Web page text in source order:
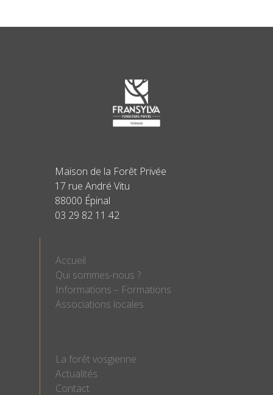
Maison de la Forêt Privée
17 rue André Vitu
88000 Épinal
03 29 82 11 42
Accueil
Qui sommes-nous ?
Informations – Formations
Associations locales
La forêt vosgienne
Actualités
Contact